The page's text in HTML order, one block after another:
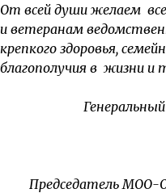
От всей души желаем
и ветеранам
крепкого здоровья,
благополучия в жизни и
Председатель